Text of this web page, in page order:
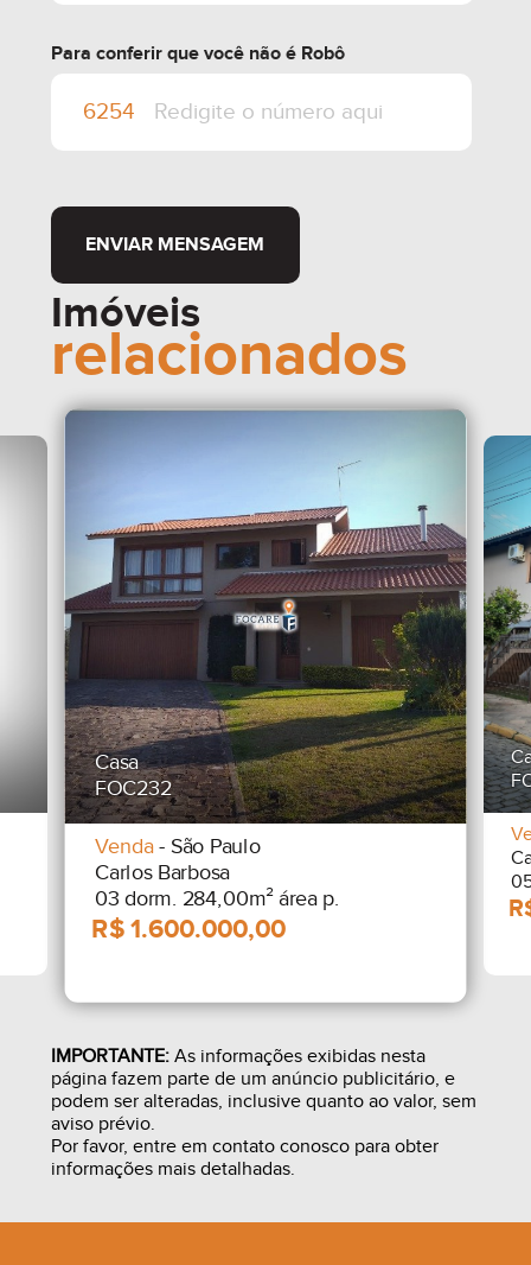
Para conferir que você não é Robô
ENVIAR MENSAGEM
Imóveis
relacionados
Casa
FOC232
Venda- São Paulo
Carlos Barbosa
03 dorm. 284,00m² área p.
IMPORTANTE:As informações exibidas nesta
página fazem parte de um anúncio publicitário, e
podem ser alteradas, inclusive quanto ao valor, sem
aviso prévio.
Por favor, entre em contato conosco para obter
informações mais detalhadas.